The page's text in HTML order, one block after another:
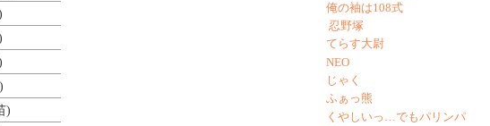
)
俺の袖は108式
忍野塚
てらす大尉
NEO
じゃく
ふぁっ熊
くやしいっ…でもパリンパ